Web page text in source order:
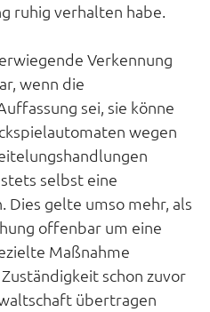
ruhig verhalten habe.
Verkennung
wenn die
sei, sie könne
wegen
selbst eine
Dies gelte umso mehr, als
offenbar um eine
Maßnahme
schon zuvor
übertragen